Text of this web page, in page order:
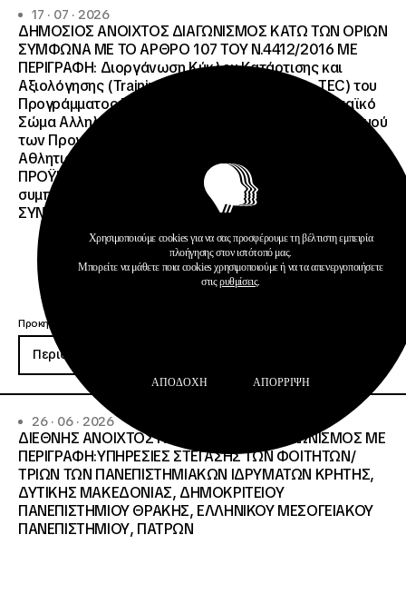
17 · 07 · 2026
ΔΗΜΟΣΙΟΣ ΑΝΟΙΧΤΟΣ ΔΙΑΓΩΝΙΣΜΟΣ ΚΑΤΩ ΤΩΝ ΟΡΙΩΝ
ΣΥΜΦΩΝΑ ΜΕ ΤΟ ΑΡΘΡΟ 107 ΤΟΥ Ν.4412/2016 ΜΕ
ΠΕΡΙΓΡΑΦΗ: Διοργάνωση Κύκλου Κατάρτισης και
Αξιολόγησης (Training and Evaluation Cycle – TEC) του
Προγράμματος European Solidarity Corps (Ευρωπαϊκό
Σώμα Αλληλεγγύης) της Εθνικής Μονάδας Συντονισμού
των Προγραμμάτων Erasmus+/Τομέας Νεολαία &
Αθλητισμός και Ευρωπαϊκό Σώμα Αλληλεγγύης ΜΕ
ΠΡΟΫΠΟΛΓΙΣΜΟ:258.064,52 € μη
συμπεριλαμβανομένου του Φ.Π.Α. ΦΠΑ 61.935,48€
ΣΥΝΟΛΙΚΗ ΑΞΙΑ 320.000,00 €.
Προκηρύξεις
Περισσότερα
26 · 06 · 2026
ΔΙΕΘΝΗΣ ΑΝΟΙΧΤΟΣ ΗΛΕΚΤΡΟΝΙΚΟΣ ΔΙΑΓΩΝΙΣΜΟΣ ΜΕ
ΠΕΡΙΓΡΑΦΗ:ΥΠΗΡΕΣΙΕΣ ΣΤΕΓΑΣΗΣ ΤΩΝ ΦΟΙΤΗΤΩΝ/
ΤΡΙΩΝ ΤΩΝ ΠΑΝΕΠΙΣΤΗΜΙΑΚΩΝ ΙΔΡΥΜΑΤΩΝ KΡΗΤΗΣ,
ΔΥΤΙΚΗΣ ΜΑΚΕΔΟΝΙΑΣ, ΔΗΜΟΚΡΙΤΕΙΟΥ
ΠΑΝΕΠΙΣΤΗΜΙΟΥ ΘΡΑΚΗΣ, ΕΛΛΗΝΙΚΟΥ ΜΕΣΟΓΕΙΑΚΟΥ
ΠΑΝΕΠΙΣΤΗΜΙΟΥ, ΠΑΤΡΩΝ
Χρησιμοποιούμε cookies για να σας προσφέρουμε τη βέλτιστη εμπειρία
πλοήγησης στον ιστότοπό μας.
Μπορείτε να μάθετε ποια cookies χρησιμοποιούμε ή να τα απενεργοποιήσετε
στιςρυθμίσεις.
ΑΠΟΔΟΧΉ ΑΠΌΡΡΙΨΗ